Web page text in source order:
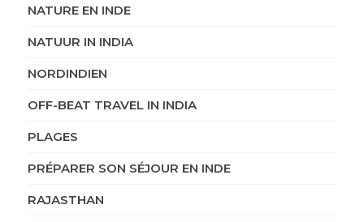
NATURE EN INDE
NATUUR IN INDIA
NORDINDIEN
OFF-BEAT TRAVEL IN INDIA
PLAGES
PRÉPARER SON SÉJOUR EN INDE
RAJASTHAN